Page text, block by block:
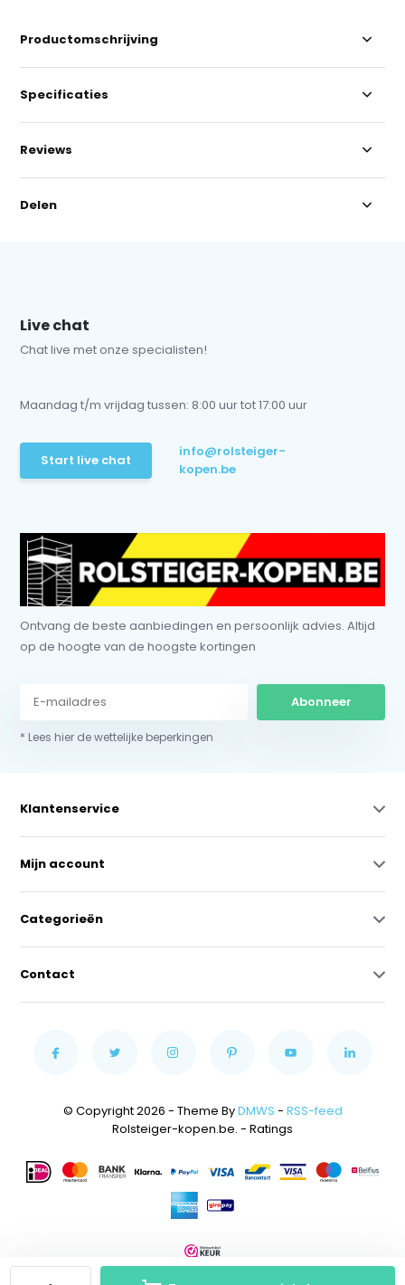
Productomschrijving
Specificaties
Reviews
Delen
Live chat
Chat live met onze specialisten!
Maandag t/m vrijdag tussen: 8:00 uur tot 17:00 uur
Start live chat
info@rolsteiger-
kopen.be
Ontvang de beste aanbiedingen en persoonlijk advies. Altijd
op de hoogte van de hoogste kortingen
Abonneer
* Lees hier de wettelijke beperkingen
Klantenservice
Mijn account
Categorieën
Contact
© Copyright 2026 - Theme ByDMWS - RSS-feed
Rolsteiger-kopen.be. - Ratings